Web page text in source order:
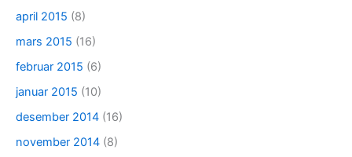
april 2015 (8)
mars 2015 (16)
februar 2015 (6)
januar 2015 (10)
desember 2014 (16)
november 2014 (8)